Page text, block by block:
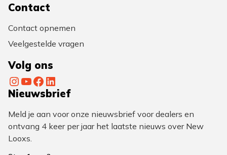
Contact
Contact opnemen
Veelgestelde vragen
Volg ons
InstagramYouTube Facebook LinkedIn
Nieuwsbrief
Meld je aan voor onze nieuwsbrief voor dealers en
ontvang 4 keer per jaar het laatste nieuws over New
Looxs.